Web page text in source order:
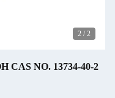
2 / 2
CAS NO. 13734-40-2